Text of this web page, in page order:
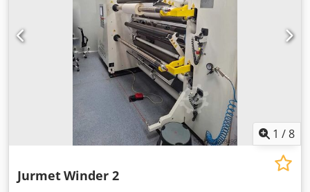
1 /8
JurmetWinder 2